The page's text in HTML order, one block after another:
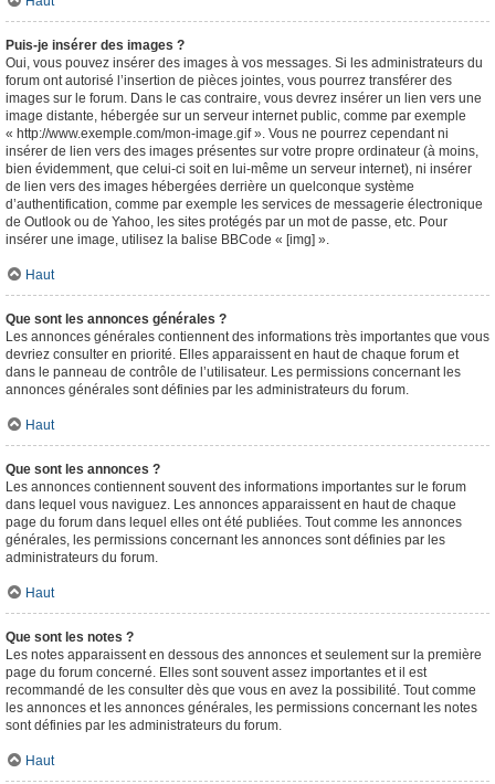
Puis-je insérer des images ?
Oui, vous pouvez insérer des images à vos messages. Si les administrateurs du
forum ont autorisé l’insertion de pièces jointes, vous pourrez transférer des
images sur le forum. Dans le cas contraire, vous devrez insérer un lien vers une
image distante, hébergée sur un serveur internet public, comme par exemple
« http://www.exemple.com/mon-image.gif ». Vous ne pourrez cependant ni
insérer de lien vers des images présentes sur votre propre ordinateur (à moins,
bien évidemment, que celui-ci soit en lui-même un serveur internet), ni insérer
de lien vers des images hébergées derrière un quelconque système
d’authentification, comme par exemple les services de messagerie électronique
de Outlook ou de Yahoo, les sites protégés par un mot de passe, etc. Pour
insérer une image, utilisez la balise BBCode « [img] ».
Haut
Que sont les annonces générales ?
Les annonces générales contiennent des informations très importantes que vous
devriez consulter en priorité. Elles apparaissent en haut de chaque forum et
dans le panneau de contrôle de l’utilisateur. Les permissions concernant les
annonces générales sont définies par les administrateurs du forum.
Haut
Que sont les annonces ?
Les annonces contiennent souvent des informations importantes sur le forum
dans lequel vous naviguez. Les annonces apparaissent en haut de chaque
page du forum dans lequel elles ont été publiées. Tout comme les annonces
générales, les permissions concernant les annonces sont définies par les
administrateurs du forum.
Haut
Que sont les notes ?
Les notes apparaissent en dessous des annonces et seulement sur la première
page du forum concerné. Elles sont souvent assez importantes et il est
recommandé de les consulter dès que vous en avez la possibilité. Tout comme
les annonces et les annonces générales, les permissions concernant les notes
sont définies par les administrateurs du forum.
Haut